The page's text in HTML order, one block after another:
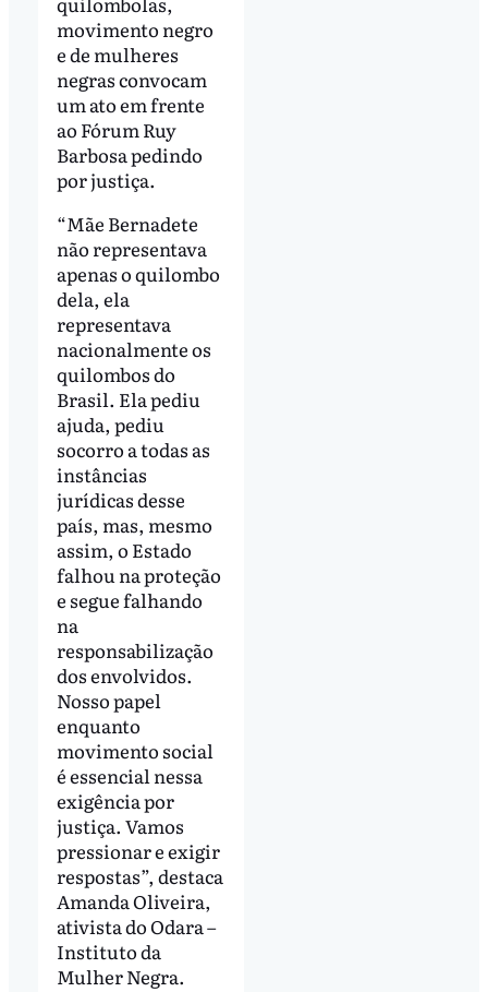
movimento negro
e de mulheres
negras convocam
um ato em frente
ao Fórum Ruy
Barbosa pedindo
por justiça.
“Mãe Bernadete
não representava
apenas o quilombo
dela, ela
representava
nacionalmente os
quilombos do
Brasil. Ela pediu
ajuda, pediu
socorro a todas as
instâncias
jurídicas desse
país, mas, mesmo
assim, o Estado
falhou na proteção
e segue falhando
na
responsabilização
dos envolvidos.
Nosso papel
enquanto
movimento social
é essencial nessa
exigência por
justiça. Vamos
pressionar e exigir
respostas”, destaca
Amanda Oliveira,
ativista do Odara –
Instituto da
Mulher Negra.